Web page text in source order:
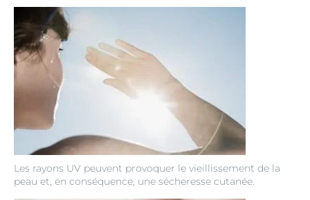
Les rayons UV peuvent provoquer le vieillissement de la
peau et, en conséquence, une sécheresse cutanée.